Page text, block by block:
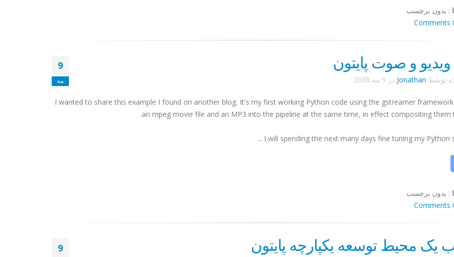
: بدون برچسب
0
9
مه
و صوت پایتون
توسط Jonathan در 9 مه 2008 .
I wanted to share this example I found on another blog. It's my first working Python code using the gstreamer
an mpeg movie file and an MP3 into the pipeline at the same time, in effect compositing them
I will spending the next many days fine tuning my Python
: بدون برچسب
0
9 یک محیط توسعه یکپارچه پایتون